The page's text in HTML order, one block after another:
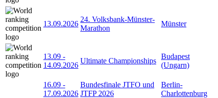
13.09.2026
24. Volksbank-Münster-
Marathon
Münster
13.09 -
14.09.2026
Ultimate Championships
Budapest
(Ungarn)
16.09 -
17.09.2026
Bundesfinale JTFO und
JTFP 2026
Berlin-
Charlottenburg